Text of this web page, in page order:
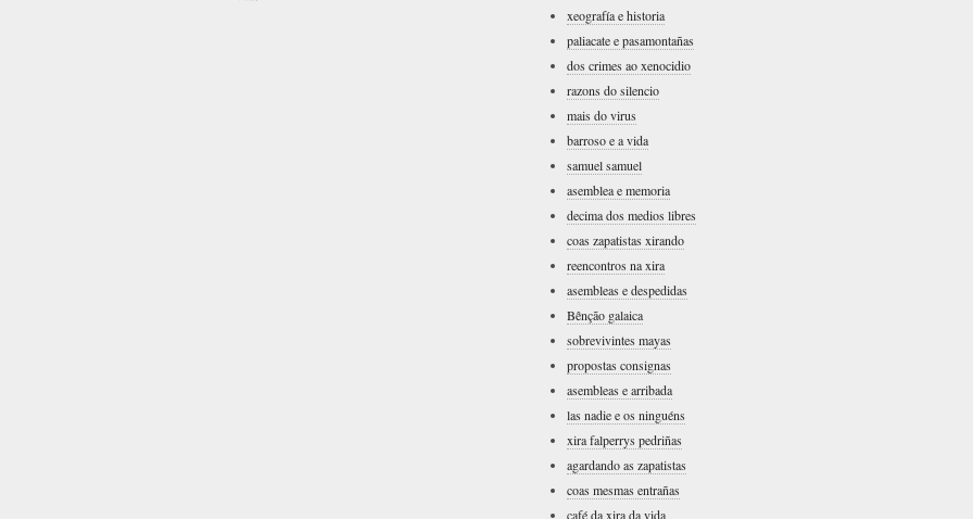
xeografía e historia
paliacate e pasamontañas
dos crimes ao xenocidio
razons do silencio
mais do virus
barroso e a vida
samuel samuel
asemblea e memoria
decima dos medios libres
coas zapatistas xirando
reencontros na xira
asembleas e despedidas
Bênção galaica
sobrevivintes mayas
propostas consignas
asembleas e arribada
las nadie e os ninguéns
xira falperrys pedriñas
agardando as zapatistas
coas mesmas entrañas
café da xira da vida